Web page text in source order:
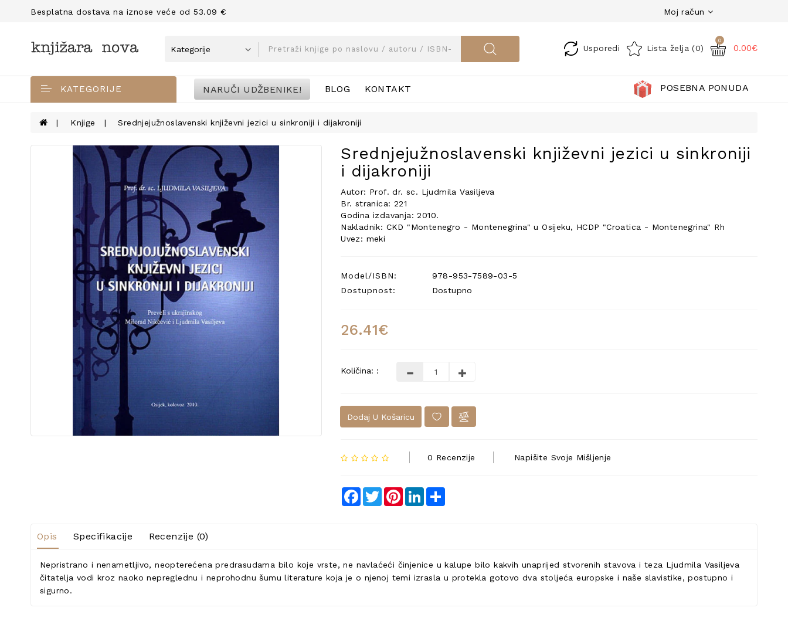
Besplatna dostava na iznose veće od 53.09 € Moj račun
Usporedi Lista želja (0)
0
0.00€
KATEGORIJE NARUČI UDŽBENIKE! BLOG KONTAKT POSEBNA PONUDA
Knjige Srednjejužnoslavenski književni jezici u sinkroniji i dijakroniji
Srednjejužnoslavenski književni jezici u sinkroniji
i dijakroniji
Autor: Prof. dr. sc. Ljudmila Vasiljeva
Br. stranica: 221
Godina izdavanja: 2010.
Nakladnik: CKD "Montenegro - Montenegrina" u Osijeku, HCDP "Croatica - Montenegrina" Rh
Uvez: meki
Model/ISBN:
978-953-7589-03-5
Dostupnost:
Dostupno
26.41€
Količina: :
Dodaj U Košaricu
0 Recenzije Napišite Svoje Mišljenje
Facebook
TwitterPinterestLinkedIn
Opis Specifikacije Recenzije (0)
Nepristrano i nenametljivo, neopterećena predrasudama bilo koje vrste, ne navlaćeći činjenice u kalupe bilo kakvih unaprijed stvorenih stavova i teza Ljudmila Vasiljeva
čitatelja vodi kroz naoko nepreglednu i neprohodnu šumu literature koja je o njenoj temi izrasla u protekla gotovo dva stoljeća europske i naše slavistike, postupno i
sigurno.